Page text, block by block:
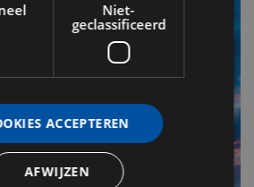
Niet-
geclassificeerd
ACCEPTEREN
AFWIJZEN